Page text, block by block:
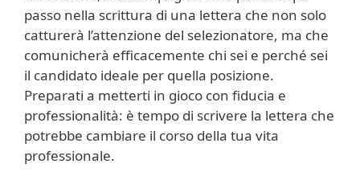
passo nella scrittura di una lettera che non solo
catturerà l’attenzione del selezionatore, ma che
comunicherà efficacemente chi sei e perché sei
il candidato ideale per quella posizione.
Preparati a metterti in gioco con fiducia e
professionalità: è tempo di scrivere la lettera che
potrebbe cambiare il corso della tua vita
professionale.